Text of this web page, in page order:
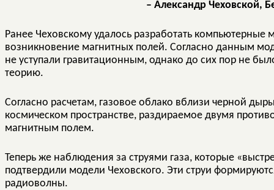
– Александр Чеховской,
Ранее Чеховскому удалось разработать
возникновение магнитных полей. Согласно данным
не уступали гравитационным, однако до сих пор не
теорию.
Согласно расчетам, газовое облако вблизи черной
космическом пространстве, раздираемое двумя
магнитным полем.
Теперь же наблюдения за струями газа, которые
подтвердили модели Чеховского. Эти струи
радиоволны.